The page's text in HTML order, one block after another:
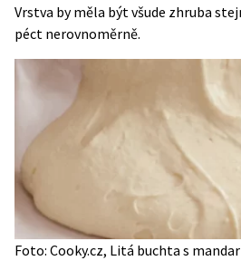
Vrstva by měla být všude zhruba
péct nerovnoměrně.
Foto: Cooky.cz, Litá buchta s